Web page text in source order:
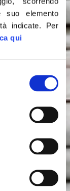
suo elemento
indicate. Per
qui